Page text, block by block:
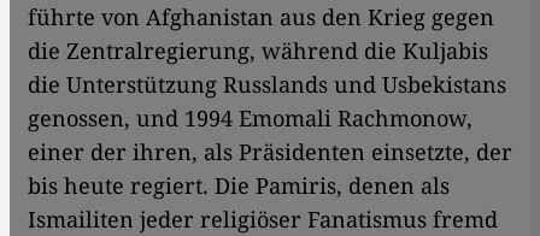
führte von Afghanistan aus den Krieg gegen
die Zentralregierung, während die Kuljabis
die Unterstützung Russlands und Usbekistans
genossen, und 1994 Emomali Rachmonow,
einer der ihren, als Präsidenten einsetzte, der
bis heute regiert. Die Pamiris, denen als
Ismailiten jeder religiöser Fanatismus fremd